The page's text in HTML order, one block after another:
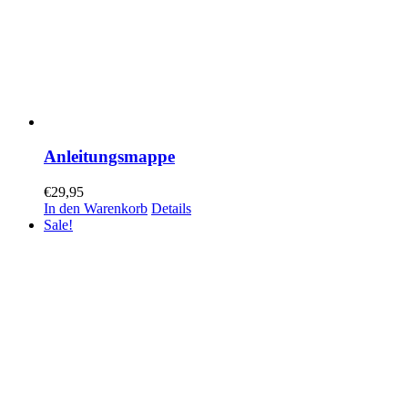
Anleitungsmappe
€29,95
In den Warenkorb Details
Sale!